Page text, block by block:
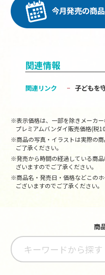
関連情報
関連リンク 子どもを
※表示価格は、一部を除きメーカー
プレミアムバンダイ販売価格(税
※商品の写真・イラストは実際の
ご了承ください。
※発売から時間の経過している商
ざいますのでご了承ください。
※商品名・発売日・価格などこの
ございますのでご了承ください。
商